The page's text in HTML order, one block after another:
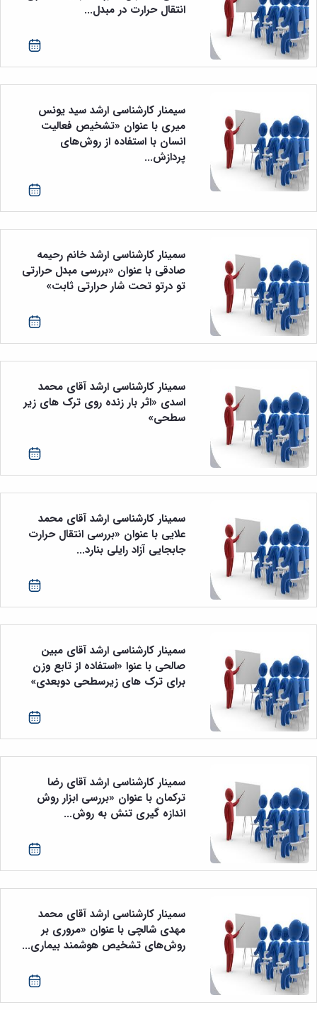
های
پژوهشی
انتقال حرارت در مبدل...
سیمنار کارشناسی ارشد سید یونس
میری با عنوان «تشخیص فعالیت
انسان با استفاده از روش‌های
پردازش...
سمینار کارشناسی ارشد خانم رحیمه
صادقی با عنوان «بررسی مبدل حرارتی
تو درتو تحت شار حرارتی ثابت»
سمینار کارشناسی ارشد آقای محمد
اسدی «اثر بار زنده روی ترک های زیر
سطحی»
سمینار کارشناسی ارشد آقای محمد
علایی با عنوان «بررسی انتقال حرارت
جابجایی آزاد رایلی بنارد...
سمینار کارشناسی ارشد آقای مبین
صالحی با عنوا «استفاده از تابع وزن
برای ترک های زیرسطحی دوبعدی»
سمینار کارشناسی ارشد آقای رضا
ترکمان با عنوان «بررسی ابزار روش
اندازه گیری تنش به روش...
سمینار کارشناسی ارشد آقای محمد
مهدی شالچی با عنوان «مروری بر
روش‌های تشخیص هوشمند بیماری...